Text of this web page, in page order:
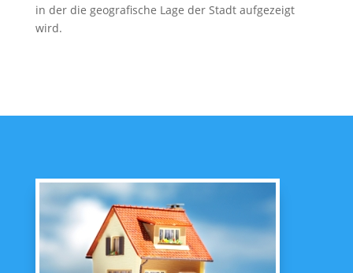
in der die geografische Lage der Stadt aufgezeigt
wird.